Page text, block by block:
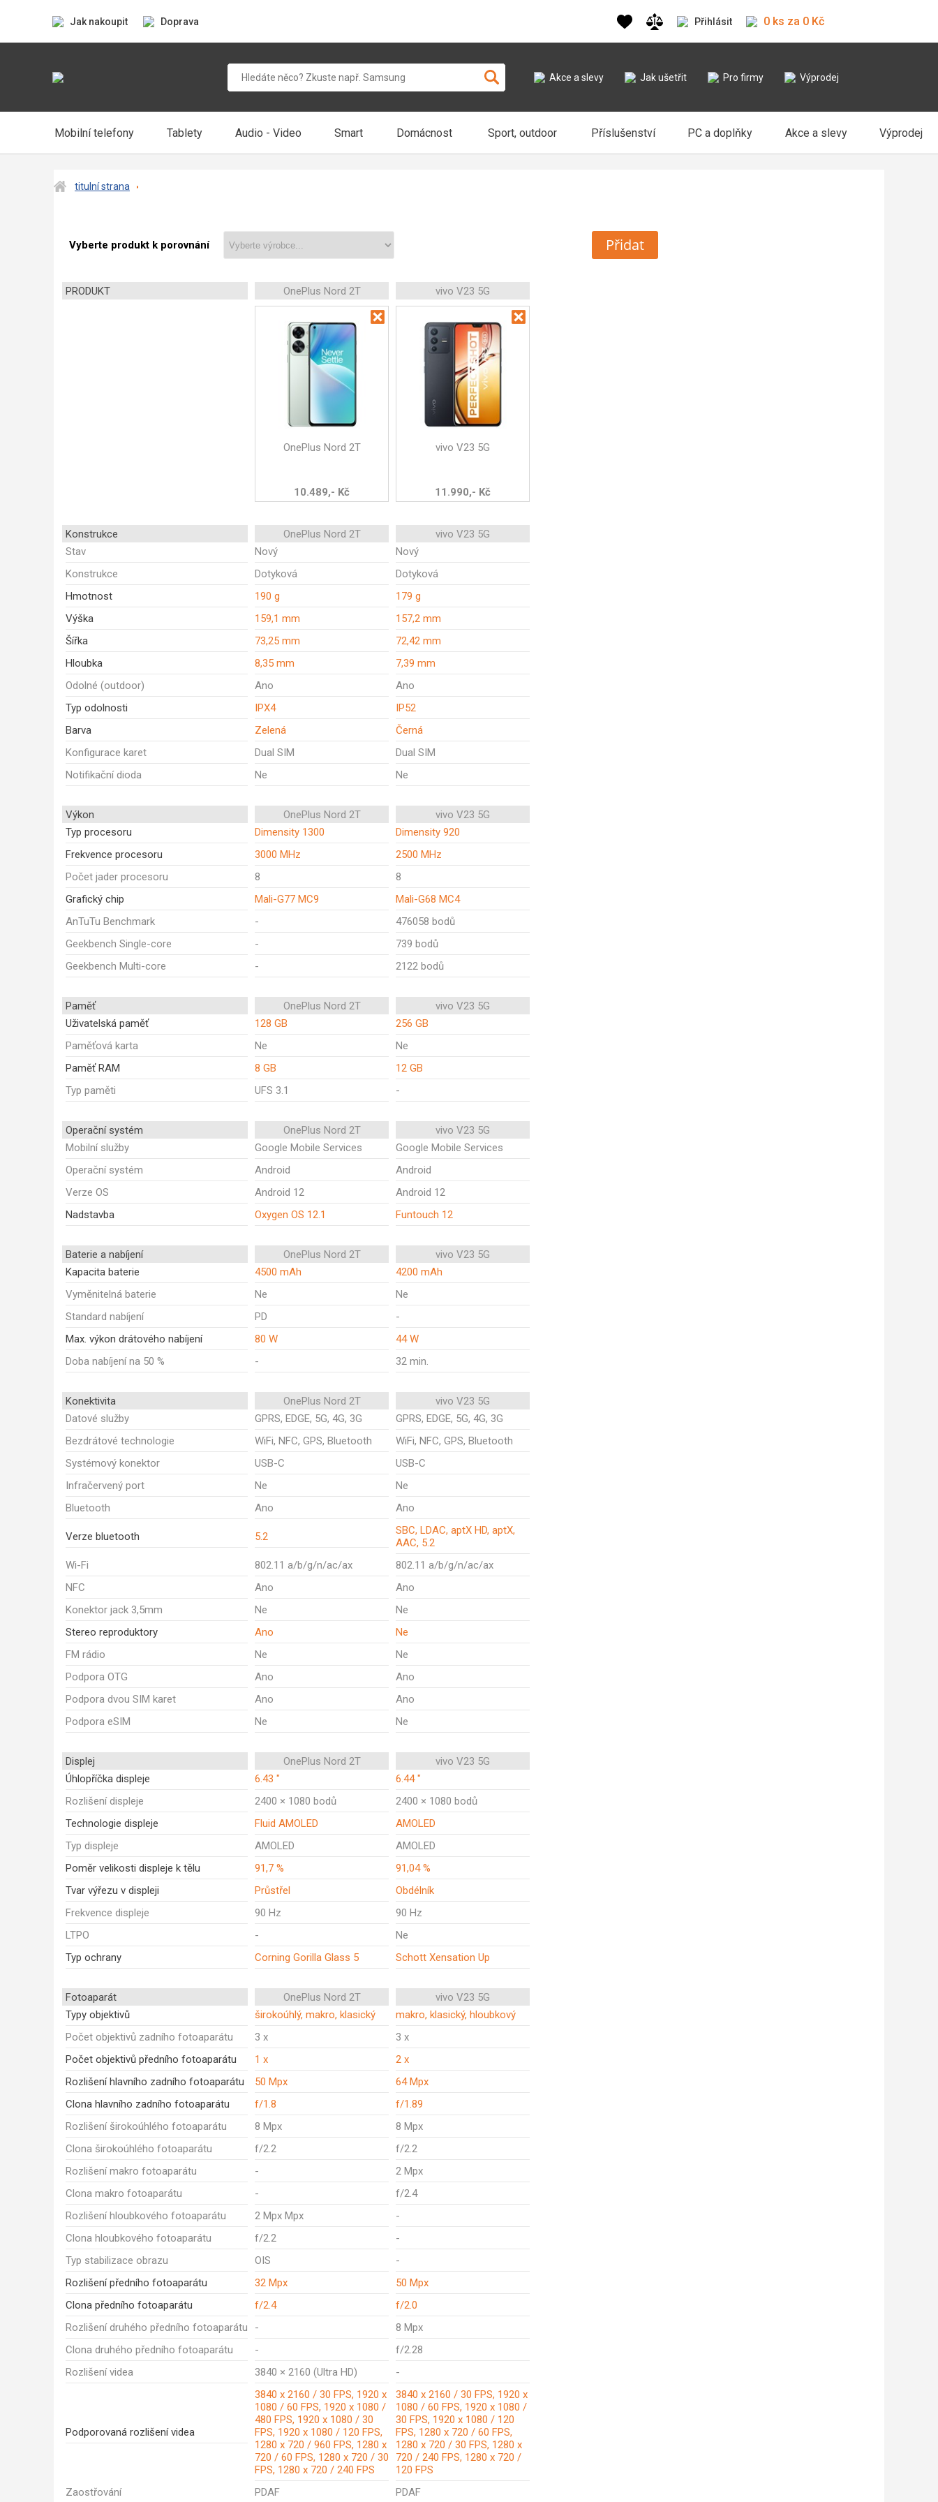
Jak nakoupit Doprava Přihlásit 0 ks za 0 Kč
Akce a slevy Jak ušetřit Pro firmy Výprodej
Mobilní telefony Tablety Audio - Video Smart Domácnost Sport, outdoor Příslušenství PC a doplňky Akce a slevy Výprodej
titulní strana
Vyberte produkt k porovnání Přidat
PRODUKT OnePlus Nord 2T vivo V23 5G
OnePlus Nord 2T
10.489,- Kč
vivo V23 5G
11.990,- Kč
Konstrukce OnePlus Nord 2T
vivo V23 5G
Stav
Nový
Nový
Konstrukce
Dotyková
Dotyková
Hmotnost
190 g
179 g
Výška
159,1 mm
157,2 mm
Šířka
73,25 mm
72,42 mm
Hloubka
8,35 mm
7,39 mm
Odolné (outdoor)
Ano
Ano
Typ odolnosti
IPX4
IP52
Barva
Zelená
Černá
Konfigurace karet
Dual SIM
Dual SIM
Notifikační dioda
Ne Ne
Výkon OnePlus Nord 2T
vivo V23 5G
Typ procesoru
Dimensity 1300
Dimensity 920
Frekvence procesoru
3000 MHz
2500 MHz
Počet jader procesoru
8
8
Grafický chip
Mali-G77 MC9
Mali-G68 MC4
AnTuTu Benchmark
-
476058 bodů
Geekbench Single-core
-
739 bodů
Geekbench Multi-core
- 2122 bodů
Paměť OnePlus Nord 2T
vivo V23 5G
Uživatelská paměť
128 GB
256 GB
Paměťová karta
Ne
Ne
Paměť RAM
8 GB
12 GB
Typ paměti
UFS 3.1 -
Operační systém OnePlus Nord 2T
vivo V23 5G
Mobilní služby
Google Mobile Services
Google Mobile Services
Operační systém
Android
Android
Verze OS
Android 12
Android 12
Nadstavba
Oxygen OS 12.1 Funtouch 12
Baterie a nabíjení OnePlus Nord 2T
vivo V23 5G
Kapacita baterie
4500 mAh
4200 mAh
Vyměnitelná baterie
Ne
Ne
Standard nabíjení
PD
-
Max. výkon drátového nabíjení
80 W
44 W
Doba nabíjení na 50 %
- 32 min.
Konektivita OnePlus Nord 2T
vivo V23 5G
Datové služby
GPRS, EDGE, 5G, 4G, 3G
GPRS, EDGE, 5G, 4G, 3G
Bezdrátové technologie
WiFi, NFC, GPS, Bluetooth
WiFi, NFC, GPS, Bluetooth
Systémový konektor
USB-C
USB-C
Infračervený port
Ne
Ne
Bluetooth
Ano Ano
Verze bluetooth 5.2
SBC, LDAC, aptX HD, aptX,
AAC, 5.2
Wi-Fi
802.11 a/b/g/n/ac/ax
802.11 a/b/g/n/ac/ax
NFC
Ano
Ano
Konektor jack 3,5mm
Ne
Ne
Stereo reproduktory
Ano
Ne
FM rádio
Ne
Ne
Podpora OTG
Ano
Ano
Podpora dvou SIM karet
Ano
Ano
Podpora eSIM
Ne Ne
Displej OnePlus Nord 2T
vivo V23 5G
Úhlopříčka displeje
6.43 "
6.44 "
Rozlišení displeje
2400 × 1080 bodů
2400 × 1080 bodů
Technologie displeje
Fluid AMOLED
AMOLED
Typ displeje
AMOLED
AMOLED
Poměr velikosti displeje k tělu
91,7 %
91,04 %
Tvar výřezu v displeji
Průstřel
Obdélník
Frekvence displeje
90 Hz
90 Hz
LTPO
-
Ne
Typ ochrany
Corning Gorilla Glass 5 Schott Xensation Up
Fotoaparát OnePlus Nord 2T
vivo V23 5G
Typy objektivů
širokoúhlý, makro, klasický
makro, klasický, hloubkový
Počet objektivů zadního fotoaparátu
3 x
3 x
Počet objektivů předního fotoaparátu
1 x
2 x
Rozlišení hlavního zadního fotoaparátu
50 Mpx
64 Mpx
Clona hlavního zadního fotoaparátu
f/1.8
f/1.89
Rozlišení širokoúhlého fotoaparátu
8 Mpx
8 Mpx
Clona širokoúhlého fotoaparátu
f/2.2
f/2.2
Rozlišení makro fotoaparátu
-
2 Mpx
Clona makro fotoaparátu
-
f/2.4
Rozlišení hloubkového fotoaparátu
2 Mpx Mpx
-
Clona hloubkového fotoaparátu
f/2.2
-
Typ stabilizace obrazu
OIS
-
Rozlišení předního fotoaparátu
32 Mpx
50 Mpx
Clona předního fotoaparátu
f/2.4
f/2.0
Rozlišení druhého předního fotoaparátu
-
8 Mpx
Clona druhého předního fotoaparátu
-
f/2.28
Rozlišení videa
3840 × 2160 (Ultra HD) -
Podporovaná rozlišení videa
3840 x 2160 / 30 FPS, 1920 x
1080 / 60 FPS, 1920 x 1080 /
480 FPS, 1920 x 1080 / 30
FPS, 1920 x 1080 / 120 FPS,
1280 x 720 / 960 FPS, 1280 x
720 / 60 FPS, 1280 x 720 / 30
FPS, 1280 x 720 / 240 FPS
3840 x 2160 / 30 FPS, 1920 x
1080 / 60 FPS, 1920 x 1080 /
30 FPS, 1920 x 1080 / 120
FPS, 1280 x 720 / 60 FPS,
1280 x 720 / 30 FPS, 1280 x
720 / 240 FPS, 1280 x 720 /
120 FPS
Zaostřování
PDAF PDAF